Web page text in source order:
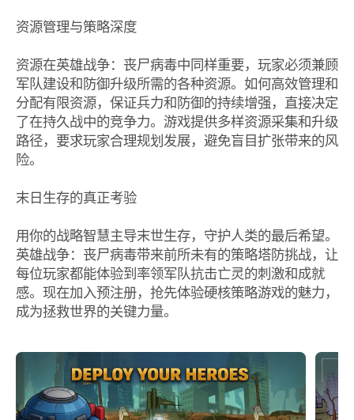
资源管理与策略深度
资源在英雄战争：丧尸病毒中同样重要，玩家必须兼顾
军队建设和防御升级所需的各种资源。如何高效管理和
分配有限资源，保证兵力和防御的持续增强，直接决定
了在持久战中的竞争力。游戏提供多样资源采集和升级
路径，要求玩家合理规划发展，避免盲目扩张带来的风
险。
末日生存的真正考验
用你的战略智慧主导末世生存，守护人类的最后希望。
英雄战争：丧尸病毒带来前所未有的策略塔防挑战，让
每位玩家都能体验到率领军队抗击亡灵的刺激和成就
感。现在加入预注册，抢先体验硬核策略游戏的魅力，
成为拯救世界的关键力量。